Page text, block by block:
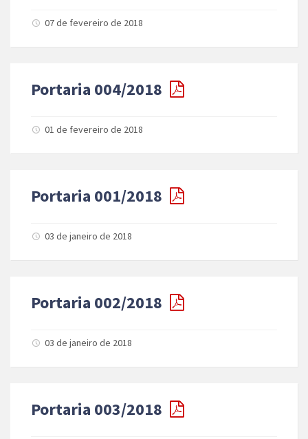
07 de fevereiro de 2018
Portaria 004/2018
01 de fevereiro de 2018
Portaria 001/2018
03 de janeiro de 2018
Portaria 002/2018
03 de janeiro de 2018
Portaria 003/2018